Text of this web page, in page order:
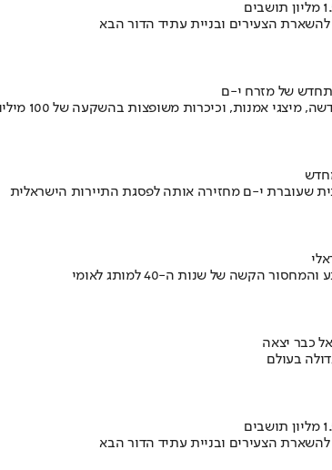
להשארת הצעירים ובניית עתיד הדור הבא
של מזרח י-ם
שעוברת י-ם מחזירה אותה לפסגת התיירות הישראלית
כבר יצאה
בעולם
להשארת הצעירים ובניית עתיד הדור הבא